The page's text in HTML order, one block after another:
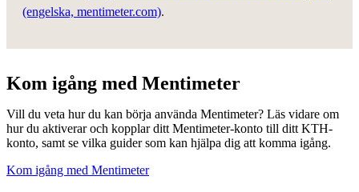
(engelska, mentimeter.com).
Kom igång med Mentimeter
Vill du veta hur du kan börja använda Mentimeter? Läs vidare om
hur du aktiverar och kopplar ditt Mentimeter-konto till ditt KTH-
konto, samt se vilka guider som kan hjälpa dig att komma igång.
Kom igång med Mentimeter